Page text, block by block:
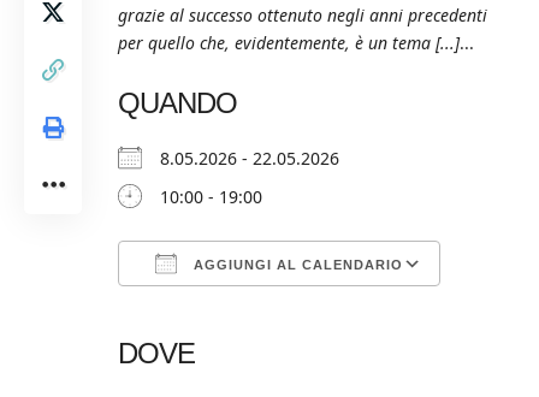
grazie al successo ottenuto negli anni precedenti
per quello che, evidentemente, è un tema [...]...
QUANDO
8.05.2026 - 22.05.2026
10:00 - 19:00
AGGIUNGI AL CALENDARIO
DOVE